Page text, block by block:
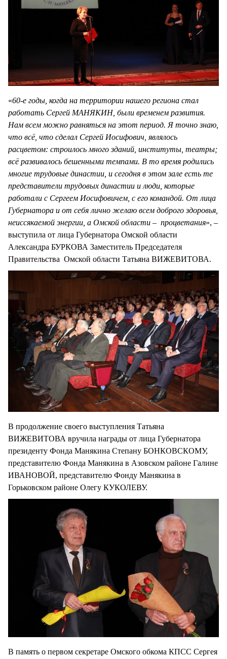
«60-е годы, когда на территории нашего региона стал
работать Сергей МАНЯКИН, были временем развития.
Нам всем можно равняться на этот период. Я точно знаю,
что всё, что сделал Сергей Иосифович, являлось
расцветом: строилось много зданий, институты, театры;
всё развивалось бешенными темпами. В то время родились
многие трудовые династии, и сегодня в этом зале есть те
представители трудовых династии и люди, которые
работали с Сергеем Иосифовичем, с его командой. От лица
Губернатора и от себя лично желаю всем доброго здоровья,
неиссякаемой энергии, а Омской области – процветания», –
выступила от лица Губернатора Омской области
Александра БУРКОВА Заместитель Председателя
Правительства Омской области Татьяна ВИЖЕВИТОВА.
В продолжение своего выступления Татьяна
ВИЖЕВИТОВА вручила награды от лица Губернатора
президенту Фонда Манякина Степану БОНКОВСКОМУ,
представителю Фонда Манякина в Азовском районе Галине
ИВАНОВОЙ, представителю Фонду Манякина в
Горьковском районе Олегу КУКОЛЕВУ.
В память о первом секретаре Омского обкома КПСС Сергея